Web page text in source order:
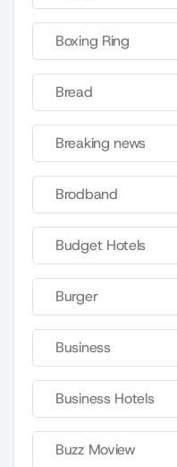
Boxing Ring
Bread
Breaking news
Brodband
Budget Hotels
Burger
Business
Business Hotels
Buzz Moview